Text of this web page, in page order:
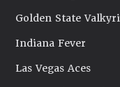
Golden State
Indiana Fever
Las Vegas Aces